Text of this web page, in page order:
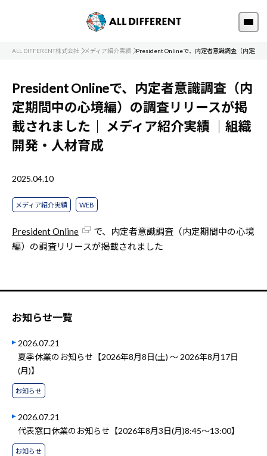
ALL DIFFERENT株式会社 メディア紹介実績 President Onlineで、内定者意識調査（内定期
President Onlineで、内定者意識調査（内
定期間中の心境編）の調査リリースが掲
載されました｜ メディア紹介実績
｜組織
開発・人材育成
2025.04.10
メディア紹介実績 WEB
President Online
で、内定者意識調査（内定期間中の心境
編）の調査リリースが掲載されました
お知らせ一覧
2026.07.21
夏季休業のお知らせ【2026年8月8日(土) ～ 2026年8月17日
(月)】
お知らせ
2026.07.21
代表窓口休業のお知らせ【2026年8月3日(月)8:45～13:00】
お知らせ